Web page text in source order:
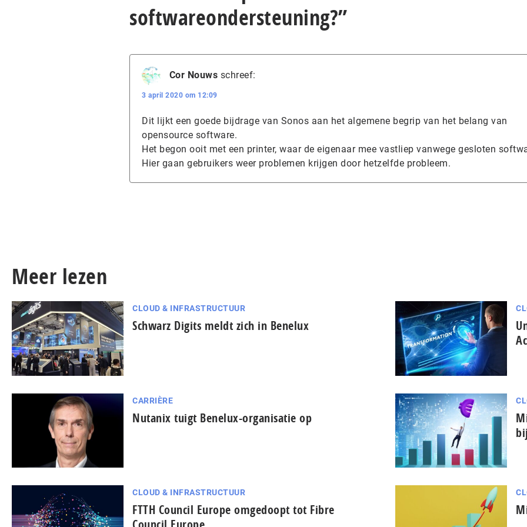
softwareondersteuning?”
Cor Nouws schreef:
3 april 2020 om 12:09
Dit lijkt een goede bijdrage van Sonos aan het algemene begrip van het belang van
opensource software.
Het begon ooit met een printer, waar de eigenaar mee vastliep vanwege gesloten
Hier gaan gebruikers weer problemen krijgen door hetzelfde probleem.
Meer lezen
CLOUD & INFRASTRUCTUUR
Schwarz Digits meldt zich in Benelux
CARRIÈRE
Nutanix tuigt Benelux-organisatie op
CLOUD & INFRASTRUCTUUR
FTTH Council Europe omgedoopt tot Fibre